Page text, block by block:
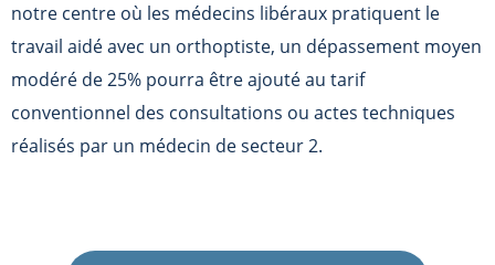
notre centre où les médecins libéraux pratiquent le
travail aidé avec un orthoptiste, un dépassement moyen
modéré de 25% pourra être ajouté au tarif
conventionnel des consultations ou actes techniques
réalisés par un médecin de secteur 2.